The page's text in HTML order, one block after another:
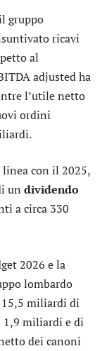
gruppo
ricavi
al
adjusted ha
l’utile netto
ordini
con il 2025,
un dividendo
a circa 330
2026 e la
lombardo
15,5 miliardi di
miliardi e di
dei canoni